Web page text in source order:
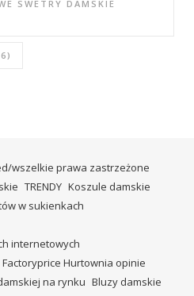
SWETRY DAMSKIE
wszelkie prawa zastrzeżone
TRENDY Koszule damskie
w sukienkach
internetowych
Factoryprice Hurtownia opinie
na rynku Bluzy damskie